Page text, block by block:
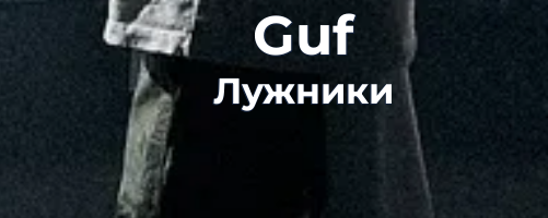
Guf
Лужники